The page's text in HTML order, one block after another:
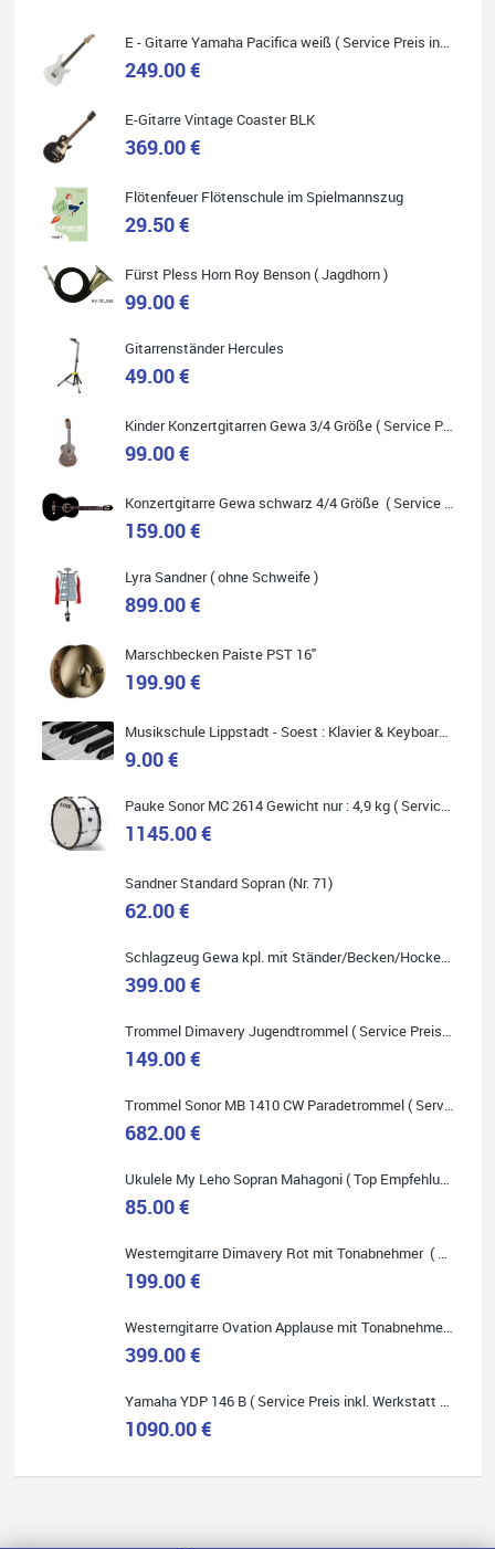
Quelle: Google-Rezension
Das Musikhaus Stöppel ist super!
Ich habe eine Westerngitarre gekauft.
Die Qualität und das Preis-Leistungsverhältnis sind erstaunlich.
ich empfehle es jedem der sich ein Musikinstrument zulegen
möchte.
Carsten Spiegel
Ich war auf der Suche nach einem neuen Keyboard und bin
telefonisch. Nachdem die Entscheidung zum Kauf gefallen war,
wurde alles zusammengestellt, so dass ich alles nur noch
abholen musste. Top!
Quelle: Google-Rezension
Ich bin super zufrieden mit meiner neuen Ukulele! Einfach am
Freitag vorbeigekommen, eben geklingelt und top beraten
worden. Ich würde den Besuch im Musikgeschäft Stöppel jedem
Quelle: Google-Rezension
Klein...aber fein!
E - Gitarre Yamaha Pacifica weiß ( Service Preis inkl. Werkstatt Service )
249.00 €
E-Gitarre Vintage Coaster BLK
369.00 €
Flötenfeuer Flötenschule im Spielmannszug
29.50 €
Fürst Pless Horn Roy Benson ( Jagdhorn )
99.00 €
Gitarrenständer Hercules
49.00 €
Kinder Konzertgitarren Gewa 3/4 Größe ( Service Preis inkl. Werkstatt Service )
99.00 €
Konzertgitarre Gewa schwarz 4/4 Größe ( Service Preis inkl. Werkstatt Service )
159.00 €
Lyra Sandner ( ohne Schweife )
899.00 €
Marschbecken Paiste PST 16"
199.90 €
Musikschule Lippstadt - Soest : Klavier & Keyboardunterricht
9.00 €
Pauke Sonor MC 2614 Gewicht nur : 4,9 kg ( Service Preis inkl. Werkstatt Service )
1145.00 €
Sandner Standard Sopran (Nr. 71)
62.00 €
Schlagzeug Gewa kpl. mit Ständer/Becken/Hocker DER RENNER ! (Service Preis inkl. Werkstatt Service)
399.00 €
Trommel Dimavery Jugendtrommel ( Service Preis inkl. Werkstatt Service )
149.00 €
Trommel Sonor MB 1410 CW Paradetrommel ( Service Preis inkl. Werkstatt Service )
682.00 €
Ukulele My Leho Sopran Mahagoni ( Top Empfehlung ! )
85.00 €
Westerngitarre Dimavery Rot mit Tonabnehmer ( Service Preis inkl. Werkstatt Service )
199.00 €
Westerngitarre Ovation Applause mit Tonabnehmer ( Service Preis inkl. Werkstatt Service )
399.00 €
Yamaha YDP 146 B ( Service Preis inkl. Werkstatt Service )
1090.00 €